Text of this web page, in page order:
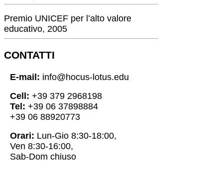
Premio UNICEF per l’alto valore
educativo, 2005
CONTATTI
E-mail: info@hocus-lotus.edu
Cell: +39 379 2968198
Tel: +39 06 37898884
+39 06 88920773
Orari: Lun-Gio 8:30-18:00,
Ven 8:30-16:00,
Sab-Dom chiuso